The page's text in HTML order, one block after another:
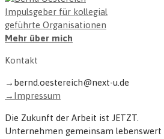
Impulsgeber für kollegial
geführte Organisationen
Mehr über mich
Kontakt
→bernd.oestereich@next-u.de
→Impressum
Die Zukunft der Arbeit ist JETZT.
Unternehmen gemeinsam lebenswert